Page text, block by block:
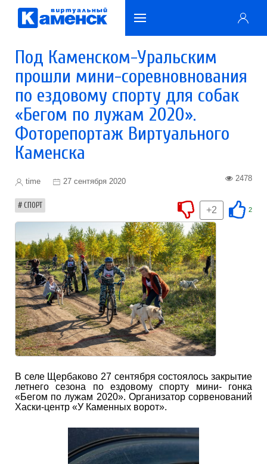
Под Каменском-Уральским
прошли мини-соревновнования
по ездовому спорту для собак
«Бегом по лужам 2020».
Фоторепортаж Виртуального
Каменска
time 27 сентября 2020 2478
СПОРТ 2
+2
В селе Щербаково 27 сентября состоялось закрытие
летнего сезона по ездовому спорту мини- гонка
«Бегом по лужам 2020». Организатор сорвенований
Хаски-центр «У Каменных ворот».